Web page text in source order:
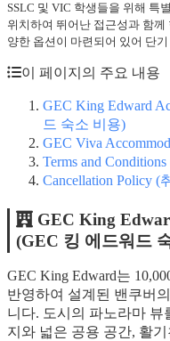
SSLC 및 VIC 학생들을 위해 특
위치하여 뛰어난 접근성과 함
양한 옵션이 마련되어 있어 단
이 페이지의 주요 내용
GEC King Edward
드 숙소 비용)
GEC Viva
Terms and
Cancellation Policy (
GEC King
(GEC 킹 에드워드
GEC King Edward는
반영하여 설계된 밴쿠버
니다. 도시의 파노라마 뷰
지와 넓은 공용 공간, 활